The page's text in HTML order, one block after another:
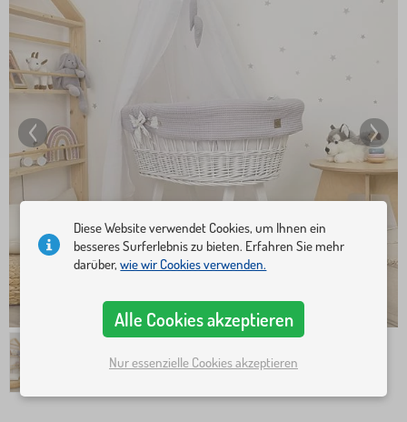
Diese Website verwendet Cookies, um Ihnen ein
besseres Surferlebnis zu bieten. Erfahren Sie mehr
darüber,wie wir Cookies verwenden.
Alle Cookies akzeptieren
Nur essenzielle Cookies akzeptieren